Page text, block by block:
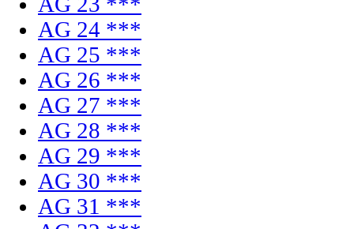
AG 24 ***
AG 25 ***
AG 26 ***
AG 27 ***
AG 28 ***
AG 29 ***
AG 30 ***
AG 31 ***